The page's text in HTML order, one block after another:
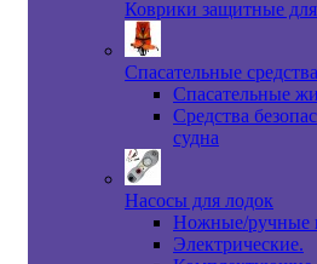
Коврики защитные
Спасательные средства
Спасательные
Средства
судна
Насосы для лодок
Ножные/ручные
Электрические.